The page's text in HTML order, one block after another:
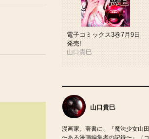
電子コミックス3巻7月9日
発売!
山口貴巳
山口貴巳
漫画家。著書に、『魔法少女山田
〜ある漫画編集者の記録〜』（コ